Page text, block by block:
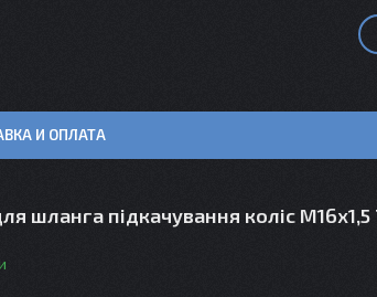
И ОПЛАТА
шланга підкачування коліс